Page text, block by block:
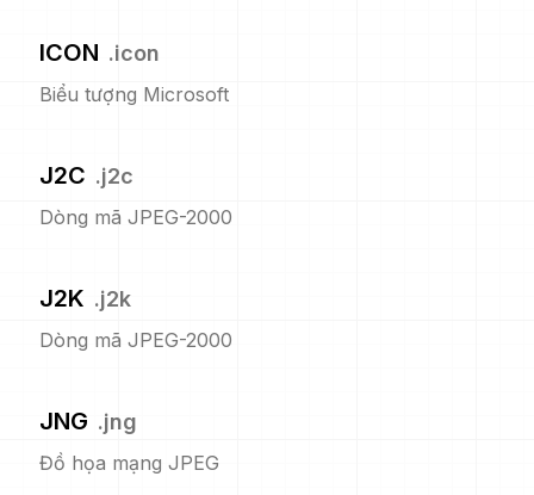
ICON .icon
Biểu tượng Microsoft
J2C .j2c
Dòng mã JPEG-2000
J2K .j2k
Dòng mã JPEG-2000
JNG .jng
Đồ họa mạng JPEG